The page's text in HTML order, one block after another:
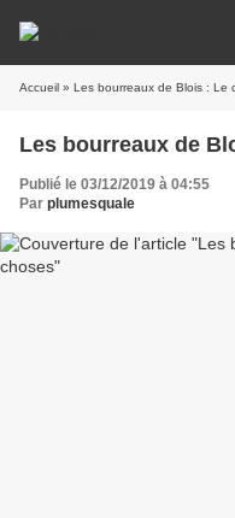
Accueil » Les bourreaux de Blois : Le
Les bourreaux de
Publié le 03/12/2019 à 04:55
Par plumesquale